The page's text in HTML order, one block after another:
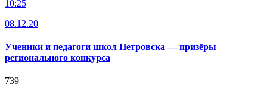
10:25
08.12.20
Ученики и педагоги школ Петровска — призёры
регионального конкурса
739